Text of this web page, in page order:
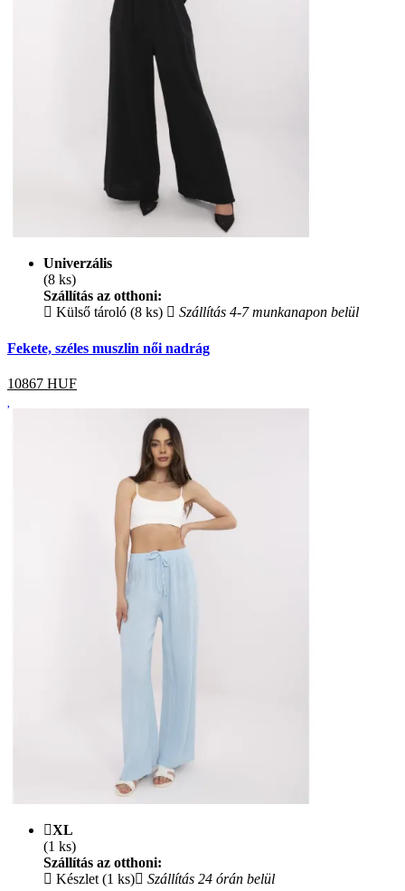
Univerzális
(8 ks)
Szállítás az otthoni:
Külső tároló (8 ks)
Szállítás 4-7 munkanapon belül
Fekete, széles muszlin női nadrág
10867 HUF
XL
(1 ks)
Szállítás az otthoni:
Készlet (1 ks)
Szállítás 24 órán belül